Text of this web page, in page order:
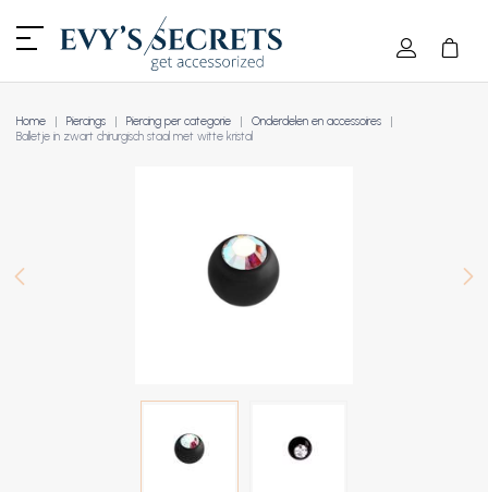
Home Piercings Piercing per categorie
Onderdelen en accessoires
Balletje in zwart chirurgisch staal met witte kristal